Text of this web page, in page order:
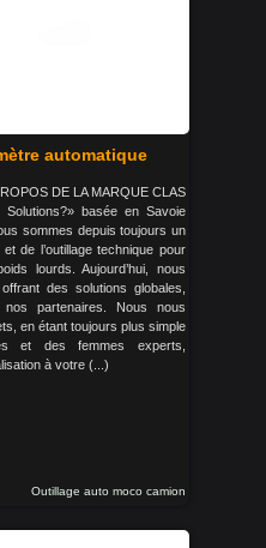
automatique
DE LA MARQUE CLAS
basée en Savoie
sommes depuis toujours un
de l’outillage technique pour
lourds. Aujourd’hui, nous
des solutions globales,
nos partenaires. Nous nous
en étant toujours plus simple
et des femmes experts,
à votre (...)
Outillage auto moco camion